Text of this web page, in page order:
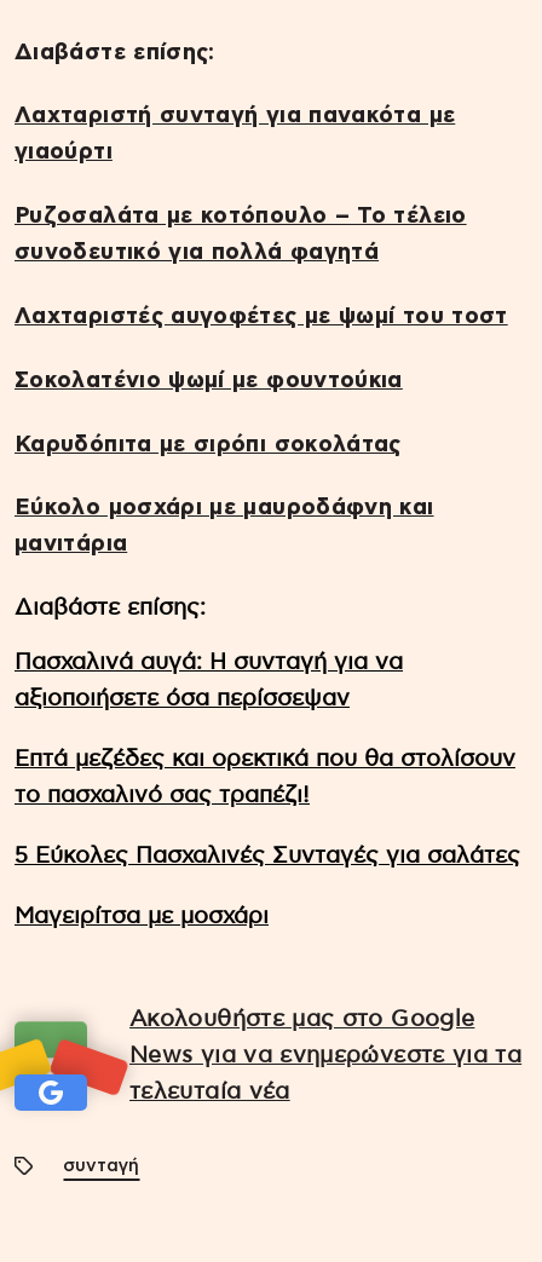
Διαβάστε επίσης:
Λαχταριστή συνταγή για πανακότα με
γιαούρτι
Ρυζοσαλάτα µε κοτόπουλο – Το τέλειο
συνοδευτικό για πολλά φαγητά
Λαχταριστές αυγοφέτες με ψωμί του τοστ
Σοκολατένιο ψωμί με φουντούκια
Καρυδόπιτα με σιρόπι σοκολάτας
Εύκολο μοσχάρι με μαυροδάφνη και
μανιτάρια
Διαβάστε επίσης:
Πασχαλινά αυγά: Η συνταγή για να
αξιοποιήσετε όσα περίσσεψαν
Επτά μεζέδες και ορεκτικά που θα στολίσουν
το πασχαλινό σας τραπέζι!
5 Εύκολες Πασχαλινές Συνταγές για σαλάτες
Μαγειρίτσα με μοσχάρι
Ακολουθήστε μας στο Google
News για να ενημερώνεστε για τα
τελευταία νέα
συνταγή